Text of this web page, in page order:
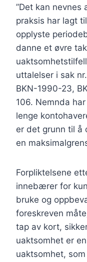
”Det kan nevnes
praksis har lagt
opplyste
danne et øvre
uttalelser i sak
BKN-1990-23,
106. Nemnda
lenge
er det grunn til å
en
Forpliktelsene
innebærer for
bruke og
foreskreven
tap av kort,
uaktsomhet er
uaktsomhet,